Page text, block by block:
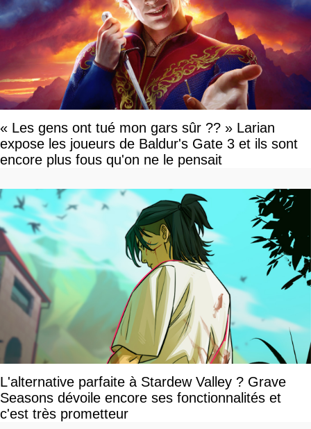
« Les gens ont tué mon gars sûr ?? » Larian
expose les joueurs de Baldur's Gate 3 et ils sont
encore plus fous qu'on ne le pensait
L'alternative parfaite à Stardew Valley ? Grave
Seasons dévoile encore ses fonctionnalités et
c'est très prometteur